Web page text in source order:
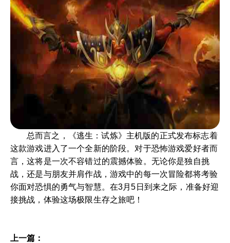
总而言之，《逃生：试炼》主机版的正式发布标志着
这款游戏进入了一个全新的阶段。对于恐怖游戏爱好者而
言，这将是一次不容错过的震撼体验。无论你是独自挑
战，还是与朋友并肩作战，游戏中的每一次冒险都将考验
你面对恐惧的勇气与智慧。在3月5日到来之际，准备好迎
接挑战，体验这场极限生存之旅吧！
上一篇：